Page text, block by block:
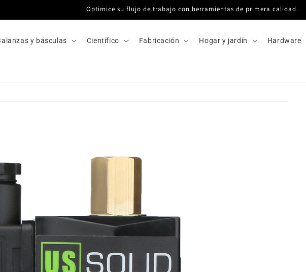
Optimice su flujo de trabajo con herramientas de primera calidad.
y básculas Científico Fabricación Hogar y jardín Hardware